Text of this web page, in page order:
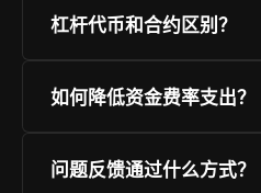
杠杆代币和合约区别？
杠杆代币无需保证金和强
具。
如何降低资金费率支出？
当资金费率为正时做空可
问题反馈通过什么方式？